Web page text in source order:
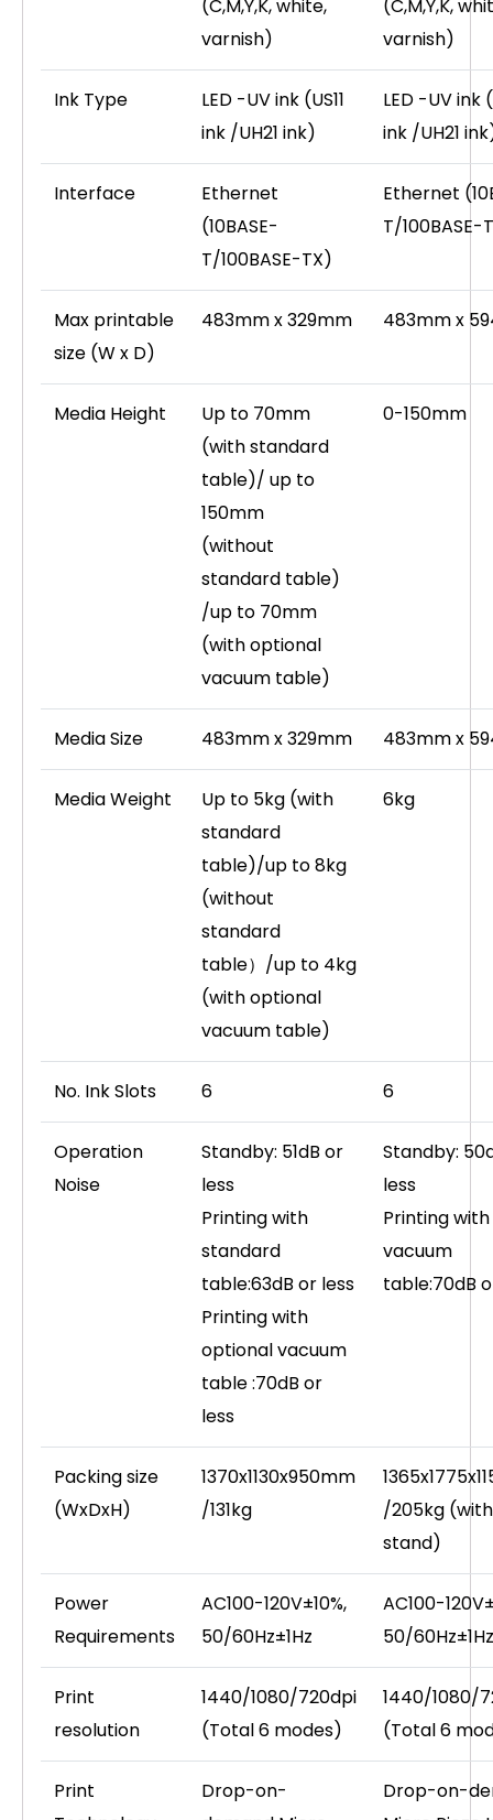
(C,M,Y,K, white,
varnish)
(C,M,Y,K,
varnish)
Ink Type
LED -UV ink (US11
ink /UH21 ink)
LED -UV ink
ink /UH21
Interface
Ethernet
(10BASE-
T/100BASE-TX)
Ethernet
T/100BASE-
Max printable
size (W x D)
483mm x 329mm 483mm x
Media Height
Up to 70mm
(with standard
table)/ up to
150mm
(without
standard table)
/up to 70mm
(with optional
vacuum table)
0-150mm
Media Size 483mm x 329mm 483mm x
Media Weight
Up to 5kg (with
standard
table)/up to 8kg
(without
standard
table）/up to 4kg
(with optional
vacuum table)
6kg
No. Ink Slots 6 6
Operation
Noise
Standby: 51dB or
less
Printing with
standard
table:63dB or less
Printing with
optional vacuum
table :70dB or
less
Standby:
less
Printing with
vacuum
table:70dB
Packing size
(WxDxH)
1370x1130x950mm
/131kg
/205kg (with
stand)
Power
Requirements
AC100-120V±10%,
50/60Hz±1Hz
AC100-
50/60Hz±1Hz
Print
resolution
1440/1080/720dpi
(Total 6 modes)
1440/1080/
(Total 6
Print
Drop-on-
Drop-on-